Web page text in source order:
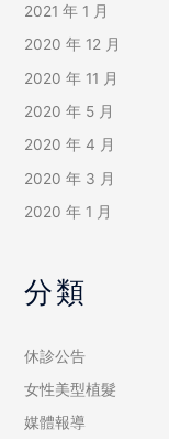
2021 年 1 月
2020 年 12 月
2020 年 11 月
2020 年 5 月
2020 年 4 月
2020 年 3 月
2020 年 1 月
分類
休診公告
女性美型植髮
媒體報導